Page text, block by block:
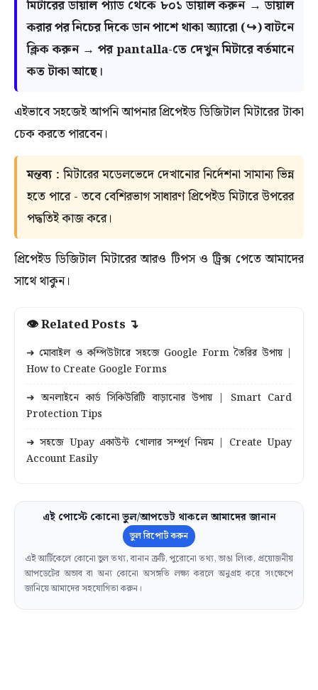
মিটারের ডায়াল প্যাড থেকে ৮০১ডায়াল করুন → ডায়াল
করার পর নিচের দিকে ডান পাশে থাকা অ্যারো (↪) বাটনে
ক্লিক করুন → পর pantalla-তে দেখুন মিটারে বর্তমানে
কত টাকা আছে।
এইভাবে সহজেই আপনি আপনার প্রিপেইড ডিজিটাল মিটারের টাকা
চেক করতে পারবেন।
মন্তব্য : মিটারের মডেলভেদে দেখানোর নির্দেশনা সামান্য ভিন্ন
হতে পারে - তবে বেশিরভাগ সাধারণ প্রিপেইড মিটারে উপরের
পদ্ধতিই কাজ করে।
প্রিপেইড ডিজিটাল মিটারের আরও টিপস ও ট্রিক্স পেতে আমাদের
সাথে থাকুন।
👁 Related Posts ↴
➜ মোবাইল ও কম্পিউটারে সহজে Google Form তৈরির উপায় |
How to Create Google Forms
➜ অনলাইনে কার্ড সিকিউরিটি বাড়ানোর উপায় | Smart Card
Protection Tips
➜ সহজে Upay একাউন্ট খোলার সম্পূর্ণ নিয়ম | Create Upay
Account Easily
এই পোস্টে কোনো ভুল/আপডেট থাকলে আমাদের জানান
ভুল রিপোর্ট করুন
এই আর্টিকেলে কোনো ভুল তথ্য, বানান ত্রুটি, পুরোনো তথ্য, ভাঙা লিংক, প্রয়োজনীয়
আপডেটের অভাব বা অন্য কোনো অসঙ্গতি লক্ষ্য করলে অনুগ্রহ করে সংক্ষেপে
জানিয়ে আমাদের সহযোগিতা করুন।